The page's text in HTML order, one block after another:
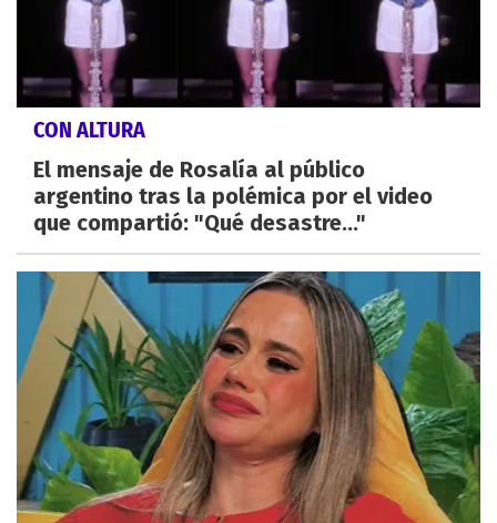
CON ALTURA
El mensaje de Rosalía al público
argentino tras la polémica por el video
que compartió: "Qué desastre..."